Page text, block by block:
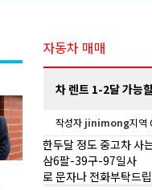
자동차 매매
차 렌트 1-2달 가능
작성자 jinimong지역
한두달 정도 중고차 사
삼6팔-39구-97일사
로 문자나 전화부탁드